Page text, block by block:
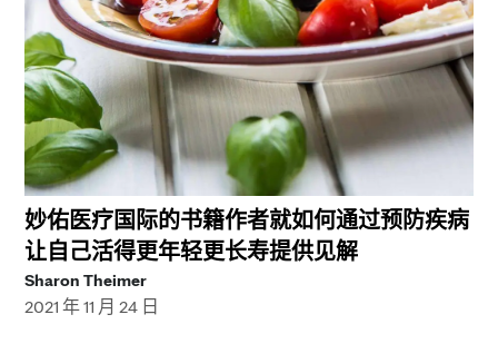
妙佑医疗国际的书籍作者就如何通过预防疾病
让自己活得更年轻更长寿提供见解
Sharon Theimer
2021 年 11 月 24 日